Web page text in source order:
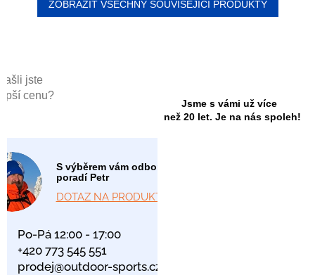
jste
cenu?
S výběrem vám odborně
poradí Petr
DOTAZ NA PRODUKT
Po-Pá 12:00 - 17:00
+420 773 545 551
prodej@outdoor-sports.cz
Jsme s vámi už více
než 20 let. Je na nás spoleh!
ZOBRAZIT VŠECHNY SOUVISEJÍCÍ PRODUKTY